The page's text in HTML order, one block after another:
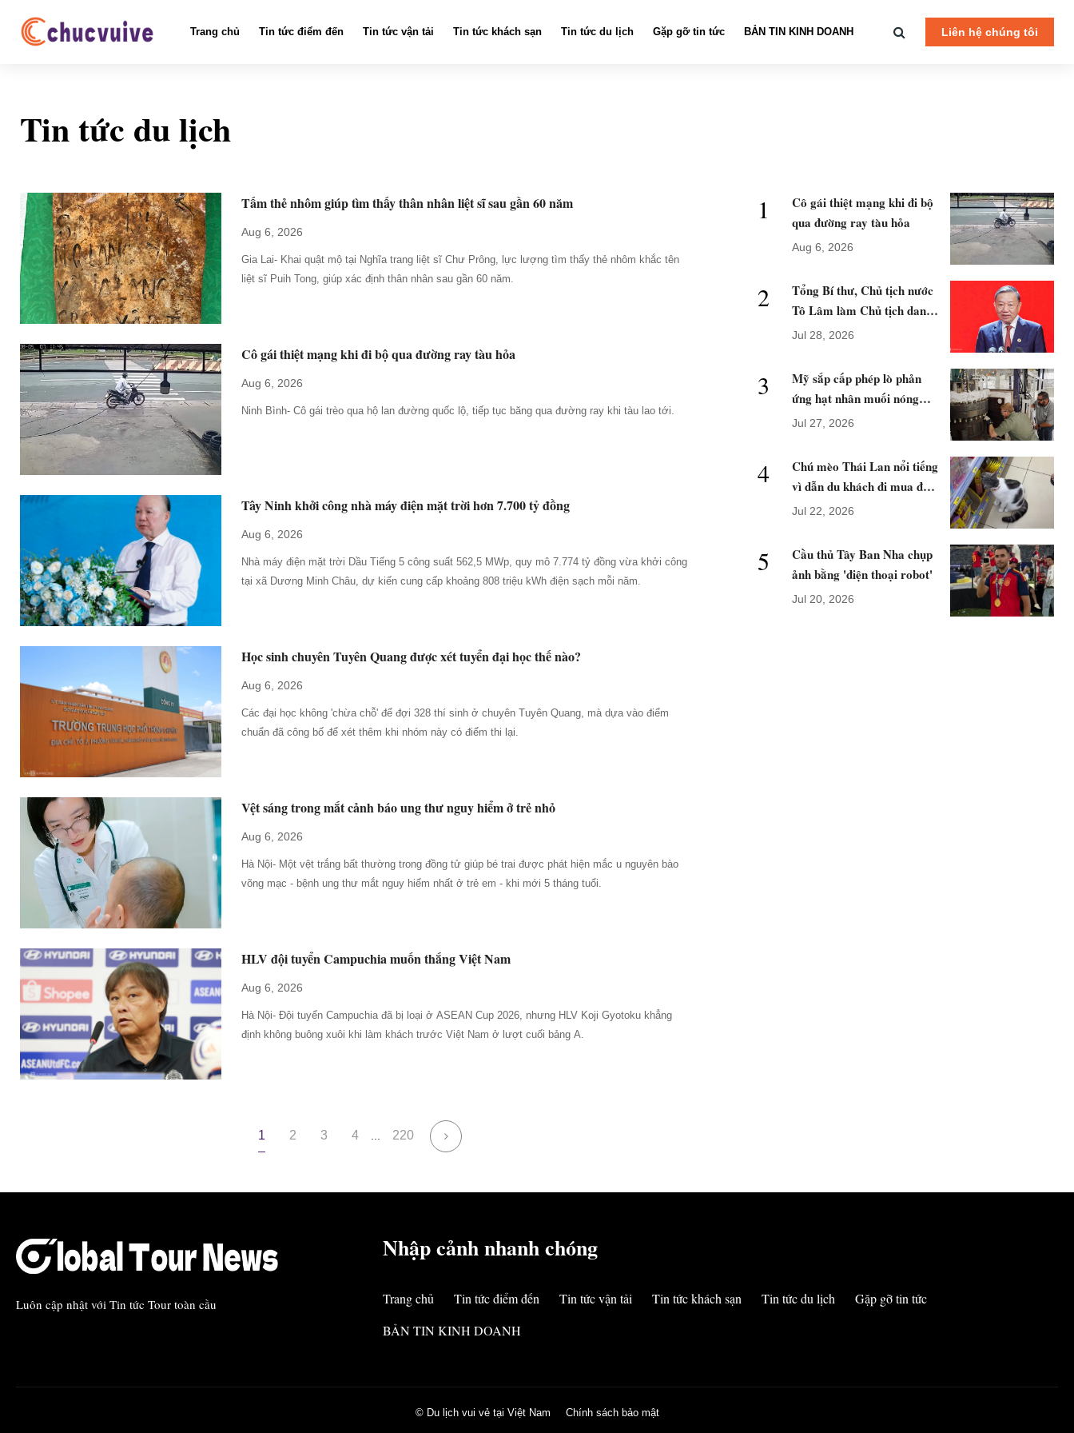
Trang chủ Tin tức điểm đến Tin tức vận tải Tin tức khách sạn Tin tức du lịch Gặp gỡ tin tức BẢN TIN KINH DOANH Liên hệ chúng tôi
Tin tức du lịch
Tấm thẻ nhôm giúp tìm thấy thân nhân liệt sĩ sau gần 60 năm
Aug 6, 2026
Gia Lai- Khai quật mộ tại Nghĩa trang liệt sĩ Chư Prông, lực lượng tìm thấy thẻ nhôm khắc tên
liệt sĩ Puih Tong, giúp xác định thân nhân sau gần 60 năm.
Cô gái thiệt mạng khi đi bộ qua đường ray tàu hỏa
Aug 6, 2026
Ninh Bình- Cô gái trèo qua hộ lan đường quốc lộ, tiếp tục băng qua đường ray khi tàu lao tới.
Tây Ninh khởi công nhà máy điện mặt trời hơn 7.700 tỷ đồng
Aug 6, 2026
Nhà máy điện mặt trời Dầu Tiếng 5 công suất 562,5 MWp, quy mô 7.774 tỷ đồng vừa khởi công
tại xã Dương Minh Châu, dự kiến cung cấp khoảng 808 triệu kWh điện sạch mỗi năm.
Học sinh chuyên Tuyên Quang được xét tuyển đại học thế nào?
Aug 6, 2026
Các đại học không 'chừa chỗ' để đợi 328 thí sinh ở chuyên Tuyên Quang, mà dựa vào điểm
chuẩn đã công bố để xét thêm khi nhóm này có điểm thi lại.
Vệt sáng trong mắt cảnh báo ung thư nguy hiểm ở trẻ nhỏ
Aug 6, 2026
Hà Nội- Một vệt trắng bất thường trong đồng tử giúp bé trai được phát hiện mắc u nguyên bào
võng mạc - bệnh ung thư mắt nguy hiểm nhất ở trẻ em - khi mới 5 tháng tuổi.
HLV đội tuyển Campuchia muốn thắng Việt Nam
Aug 6, 2026
Hà Nội- Đội tuyển Campuchia đã bị loại ở ASEAN Cup 2026, nhưng HLV Koji Gyotoku khẳng
định không buông xuôi khi làm khách trước Việt Nam ở lượt cuối bảng A.
1 2 3 4 220
1
Cô gái thiệt mạng khi đi bộ
qua đường ray tàu hỏa
Aug 6, 2026
2
Tổng Bí thư, Chủ tịch nước
Tô Lâm làm Chủ tịch danh
dự Hội Chữ thập đỏ Việt
Jul 28, 2026
3
Mỹ sắp cấp phép lò phản
ứng hạt nhân muối nóng
chảy
Jul 27, 2026
4
Chú mèo Thái Lan nổi tiếng
vì dẫn du khách đi mua đồ
ăn
Jul 22, 2026
5
Cầu thủ Tây Ban Nha chụp
ảnh bằng 'điện thoại robot'
Jul 20, 2026
Luôn cập nhật với Tin tức Tour toàn cầu
Nhập cảnh nhanh chóng
Trang chủ Tin tức điểm đến Tin tức vận tải Tin tức khách sạn Tin tức du lịch
Gặp gỡ tin tức
BẢN TIN KINH DOANH
© Du lịch vui vẻ tại Việt Nam Chính sách bảo mật